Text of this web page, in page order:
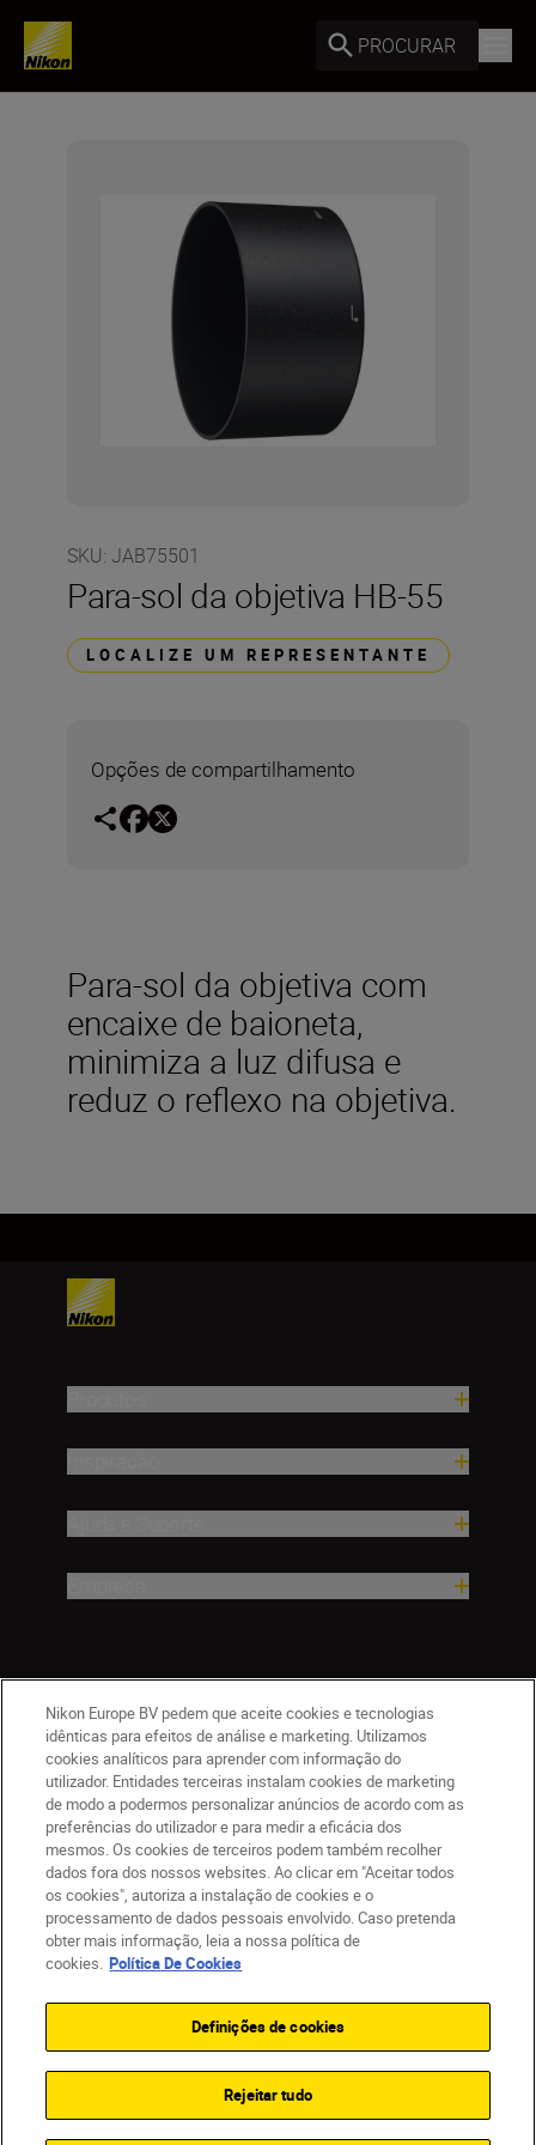
PROCURAR
SKU: JAB75501
Para-sol da objetiva HB-55
LOCALIZE UM REPRESENTANTE
Opções de compartilhamento
Para-sol da objetiva com
encaixe de baioneta,
minimiza a luz difusa e
reduz o reflexo na objetiva.
PT Nikon Sites
Contacte-nos
Aviso de Privacidade
Termos de utilização
Política de Cookies
Definições de Cookies
© 2026 Nikon
Back to top
Nikon Europe BV pedem que aceite cookies e tecnologias
idênticas para efeitos de análise e marketing. Utilizamos
cookies analíticos para aprender com informação do
utilizador. Entidades terceiras instalam cookies de marketing
de modo a podermos personalizar anúncios de acordo com as
preferências do utilizador e para medir a eficácia dos
mesmos. Os cookies de terceiros podem também recolher
dados fora dos nossos websites. Ao clicar em "Aceitar todos
os cookies", autoriza a instalação de cookies e o
processamento de dados pessoais envolvido. Caso pretenda
obter mais informação, leia a nossa política de
cookies. Política De Cookies
Definições de cookies
Rejeitar tudo